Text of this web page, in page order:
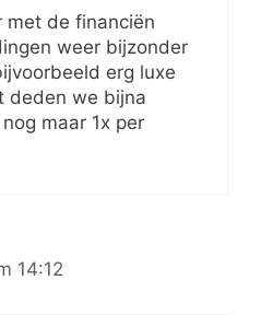
met de financiën
weer bijzonder
erg luxe
deden we bijna
maar 1x per
14:12